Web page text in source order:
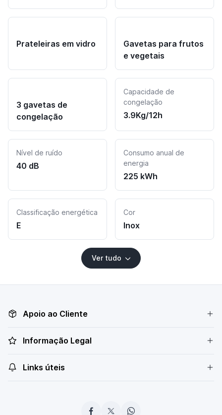
Prateleiras em vidro
Gavetas para frutos
e vegetais
3 gavetas de
congelação
Capacidade de
congelação
3.9Kg/12h
Nível de ruído
40 dB
Consumo anual de
energia
225 kWh
Classificação energética
E
Cor
Inox
Ver tudo
Apoio ao Cliente
Informação Legal
Links úteis